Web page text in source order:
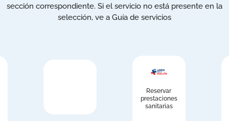
sección correspondiente. Si el servicio no está presente en la
selección, ve a Guía de servicios
Reservar
prestaciones
sanitarias